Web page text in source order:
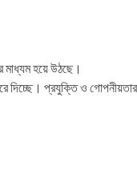
মাধ্যম হয়ে উঠছে।
দিচ্ছে। প্রযুক্তি ও